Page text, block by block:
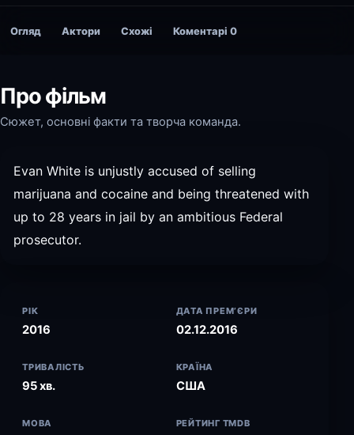
Огляд Актори Схожі Коментарі 0
Про фільм
Сюжет, основні факти та творча команда.
Evan White is unjustly accused of selling
marijuana and cocaine and being threatened with
up to 28 years in jail by an ambitious Federal
prosecutor.
РІК
2016
ДАТА ПРЕМ’ЄРИ
02.12.2016
ТРИВАЛІСТЬ
95 хв.
КРАЇНА
США
МОВА РЕЙТИНГ TMDB